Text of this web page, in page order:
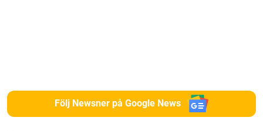
Följ Newsner på Google News